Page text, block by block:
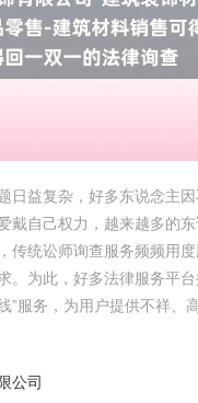
日益复杂，好多东说念主
戴自己权力，越来越多的
传统讼师询查服务频频用
。为此，好多法律服务平
”服务，为用户提供不祥、
公司